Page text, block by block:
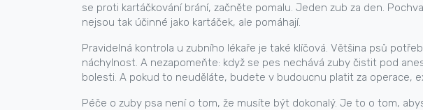
se proti kartáčkování brání, začněte pomalu. Jeden zub za den.
nejsou tak účinné jako kartáček, ale pomáhají.
Pravidelná kontrola u zubního lékaře je také klíčová. Většina psů
náchylnost. A nezapomeňte: když se pes nechává zuby čistit pod
bolesti. A pokud to neuděláte, budete v budoucnu platit za operace,
Péče o zuby psa není o tom, že musíte být dokonalý. Je to o tom,